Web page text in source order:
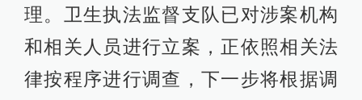
理。卫生执法监督支队已对涉案机构
和相关人员进行立案，正依照相关法
律按程序进行调查，下一步将根据调